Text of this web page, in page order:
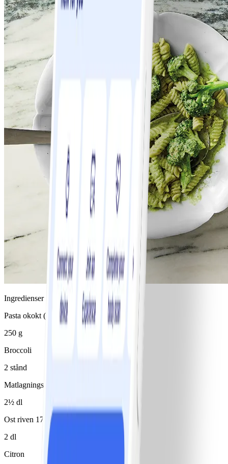
Ingredienser
Pasta okokt (typ penne)
250 g
Broccoli
2 stånd
Matlagningsbas 4% (typ Milda mat)
2½ dl
Ost riven 17%
2 dl
Citron